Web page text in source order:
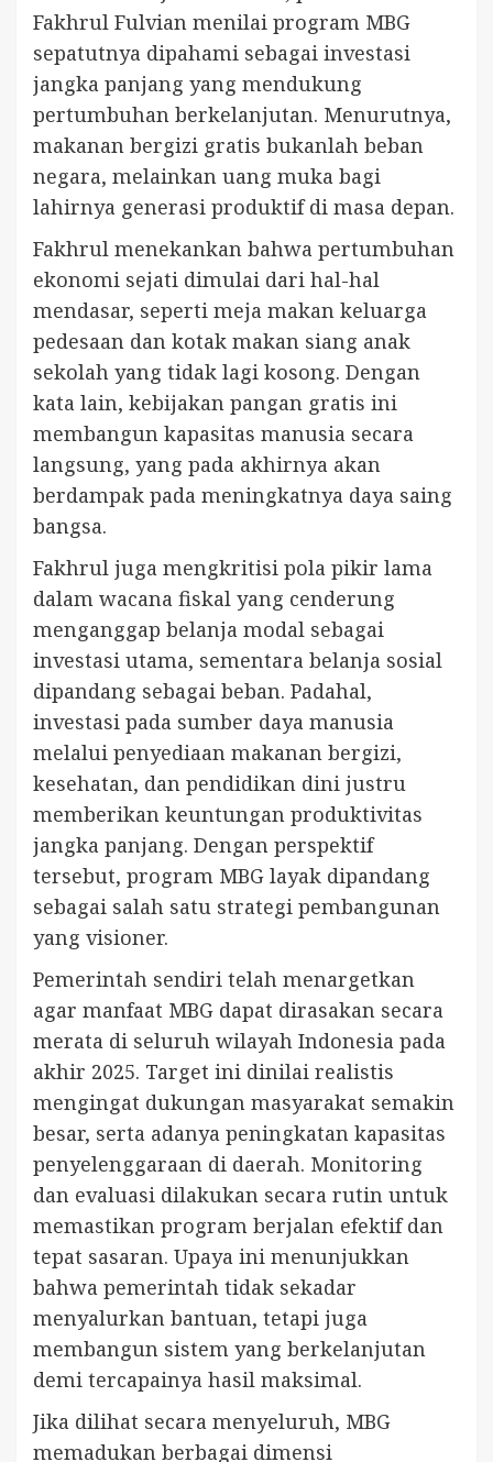
Fakhrul Fulvian menilai program MBG
sepatutnya dipahami sebagai investasi
jangka panjang yang mendukung
pertumbuhan berkelanjutan. Menurutnya,
makanan bergizi gratis bukanlah beban
negara, melainkan uang muka bagi
lahirnya generasi produktif di masa depan.
Fakhrul menekankan bahwa pertumbuhan
ekonomi sejati dimulai dari hal-hal
mendasar, seperti meja makan keluarga
pedesaan dan kotak makan siang anak
sekolah yang tidak lagi kosong. Dengan
kata lain, kebijakan pangan gratis ini
membangun kapasitas manusia secara
langsung, yang pada akhirnya akan
berdampak pada meningkatnya daya saing
bangsa.
Fakhrul juga mengkritisi pola pikir lama
dalam wacana fiskal yang cenderung
menganggap belanja modal sebagai
investasi utama, sementara belanja sosial
dipandang sebagai beban. Padahal,
investasi pada sumber daya manusia
melalui penyediaan makanan bergizi,
kesehatan, dan pendidikan dini justru
memberikan keuntungan produktivitas
jangka panjang. Dengan perspektif
tersebut, program MBG layak dipandang
sebagai salah satu strategi pembangunan
yang visioner.
Pemerintah sendiri telah menargetkan
agar manfaat MBG dapat dirasakan secara
merata di seluruh wilayah Indonesia pada
akhir 2025. Target ini dinilai realistis
mengingat dukungan masyarakat semakin
besar, serta adanya peningkatan kapasitas
penyelenggaraan di daerah. Monitoring
dan evaluasi dilakukan secara rutin untuk
memastikan program berjalan efektif dan
tepat sasaran. Upaya ini menunjukkan
bahwa pemerintah tidak sekadar
menyalurkan bantuan, tetapi juga
membangun sistem yang berkelanjutan
demi tercapainya hasil maksimal.
Jika dilihat secara menyeluruh, MBG
memadukan berbagai dimensi